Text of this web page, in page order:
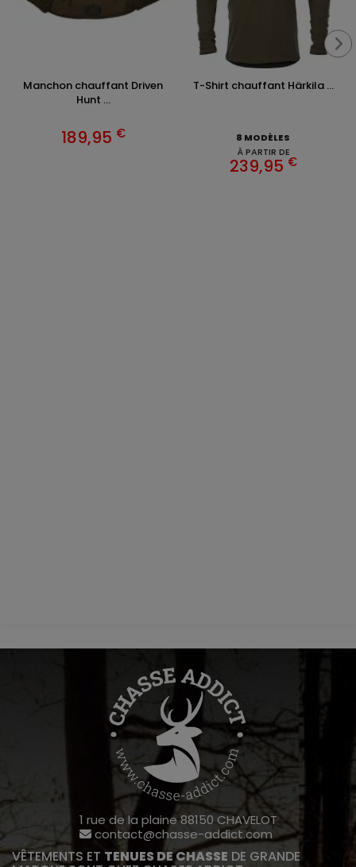
Manchon chauffant Driven
Hunt ...
189,95 €
T-Shirt chauffant Härkila ...
8 MODÈLES
À PARTIR DE
239,95 €
1 rue de la plaine 88150 CHAVELOT
contact@chasse-addict.com
VÊTEMENTS ET TENUES DE CHASSE DE GRANDE